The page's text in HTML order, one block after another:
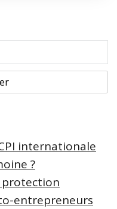
internationale
?
protection
entrepreneurs